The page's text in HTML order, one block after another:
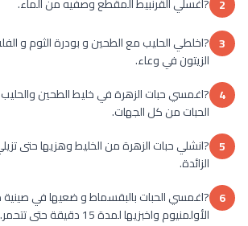
2
3 ?اخلطي الحليب مع الطحين و بودرة الثوم و
الزيتون في وعاء.
4 ?اغمسي حبات الزهرة في خليط الطحين
الحبات من كل الجهات.
5 ?انشلي حبات الزهرة من الخليط وهزيها حتى
الزائدة.
6 ?اغمسي الحبات بالبقسماط و ضعيها في
الأولمنيوم واخبزيها لمدة 15 دقيقة حتى تتحمر.